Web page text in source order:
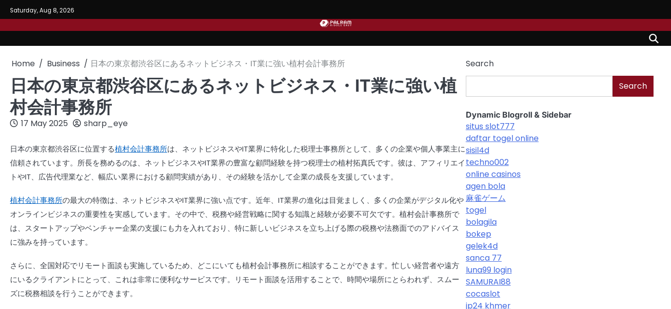
Skip
to
content
Saturday, Aug 8, 2026
Home Business 日本の東京都渋谷区にあるネットビジネス・IT業に強い植村会計事務所
日本の東京都渋谷区にあるネットビジネス・IT業に強い植
村会計事務所
17 May 2025 sharp_eye
日本の東京都渋谷区に位置する植村会計事務所は、ネットビジネスやIT業界に特化した税理士事務所として、多くの企業や個人事業主に
信頼されています。所長を務めるのは、ネットビジネスやIT業界の豊富な顧問経験を持つ税理士の植村拓真氏です。彼は、アフィリエイ
トやIT、広告代理業など、幅広い業界における顧問実績があり、その経験を活かして企業の成長を支援しています。
植村会計事務所の最大の特徴は、ネットビジネスやIT業界に強い点です。近年、 IT業界の進化は目覚ましく、多くの企業がデジタル化や
オンラインビジネスの重要性を実感しています。その中で、税務や経営戦略に関する知識と経験が必要不可欠です。植村会計事務所で
は、スタートアップやベンチャー企業の支援にも力を入れており、特に新しいビジネスを立ち上げる際の税務や法務面でのアドバイス
に強みを持っています。
さらに、全国対応でリモート面談も実施しているため、どこにいても植村会計事務所に相談することができます。忙しい経営者や遠方
にいるクライアントにとって、これは非常に便利なサービスです。リモート面談を活用することで、時間や場所にとらわれず、スムー
ズに税務相談を行うことができます。
Search
Search
Dynamic Blogroll & Sidebar
situs slot777
daftar togel online
sisil4d
techno002
online casinos
agen bola
麻雀ゲーム
togel
bolagila
bokep
gelek4d
sanca 77
luna99 login
SAMURAI88
cocaslot
jp24 khmer